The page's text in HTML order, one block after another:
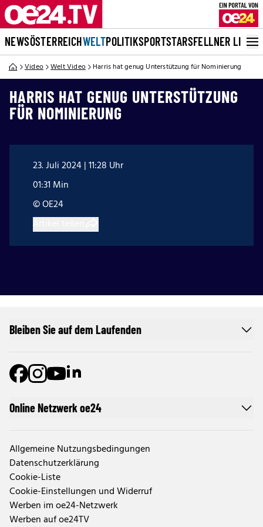
NEWSÖSTERREICHWELTPOLITIKSPORTSTARSFELLNER LIVE
Video Welt Video Harris hat genug Unterstützung für Nominierung
HARRIS HAT GENUG UNTERSTÜTZUNG
FÜR NOMINIERUNG
23. Juli 2024 | 11:28 Uhr
01:31 Min
© OE24
Online Netzwerk oe24
Allgemeine Nutzungsbedingungen
Datenschutzerklärung
Cookie-Liste
Cookie-Einstellungen und Widerruf
Werben im oe24-Netzwerk
Werben auf oe24TV
Bleiben Sie auf dem Laufenden